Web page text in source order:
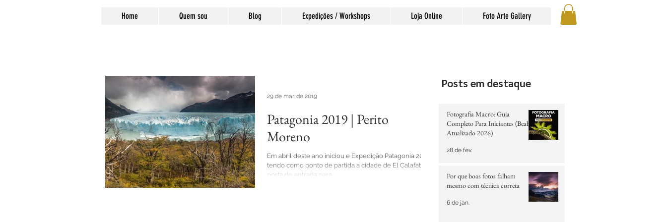
Home Quem sou Blog Expedições / Workshops Loja Online Foto Arte Gallery
Patagonia 2019 | Perito
Moreno
Em abril deste ano iniciou e Expedição Patagonia 2019
tendo como ponto de partida a cidade de El Calafate,
porta de entrada para...
29 de mar. de 2019
Posts em destaque
Fotografia Macro: Guia
Completo Para Iniciantes (Beabá
Atualizado 2026)
28 de fev.
Por que boas fotos falham
mesmo com técnica correta
6 de jan.